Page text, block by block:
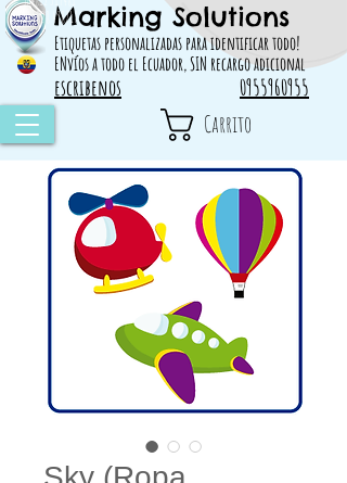
Marking Solutions
Etiquetas personalizadas para identificar todo!
ENvíos a todo el Ecuador, SIN recargo adicional
314828 498717
escribenos 0955960955
Carrito